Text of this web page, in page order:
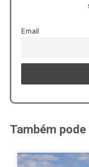
Email
Também